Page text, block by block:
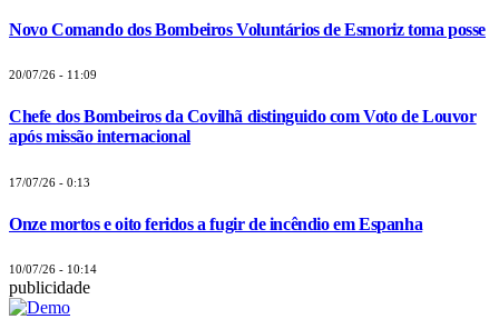
Novo Comando dos Bombeiros Voluntários de Esmoriz toma posse
20/07/26 - 11:09
Chefe dos Bombeiros da Covilhã distinguido com Voto de Louvor
após missão internacional
17/07/26 - 0:13
Onze mortos e oito feridos a fugir de incêndio em Espanha
10/07/26 - 10:14
publicidade